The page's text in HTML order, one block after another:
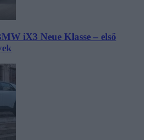
iX3 Neue Klasse – első